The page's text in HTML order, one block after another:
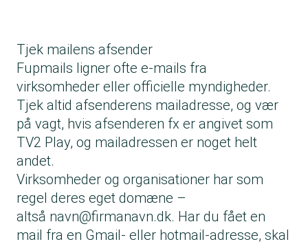
Tjek mailens afsender
Fupmails ligner ofte e-mails fra
virksomheder eller officielle myndigheder.
Tjek altid afsenderens mailadresse, og vær
på vagt, hvis afsenderen fx er angivet som
TV2 Play, og mailadressen er noget helt
andet.
Virksomheder og organisationer har som
regel deres eget domæne –
altså navn@firmanavn.dk. Har du fået en
mail fra en Gmail- eller hotmail-adresse, skal